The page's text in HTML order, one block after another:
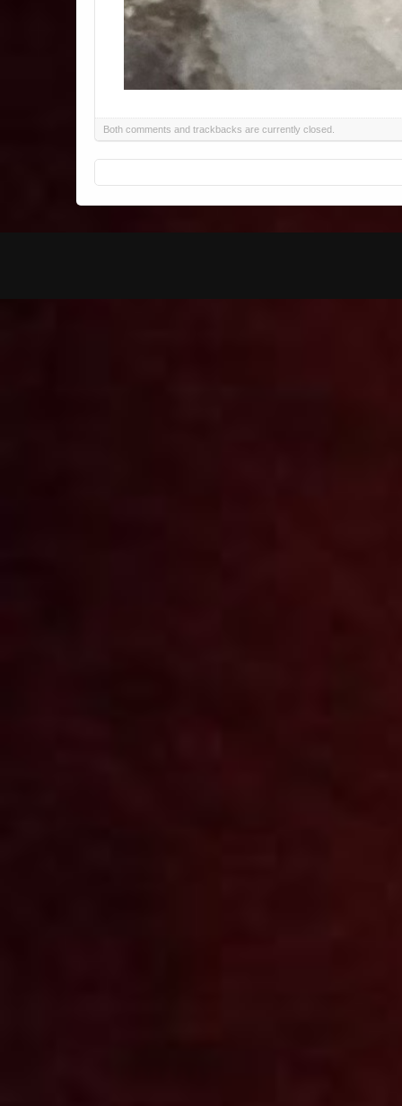
Both comments and trackbacks are currently closed.